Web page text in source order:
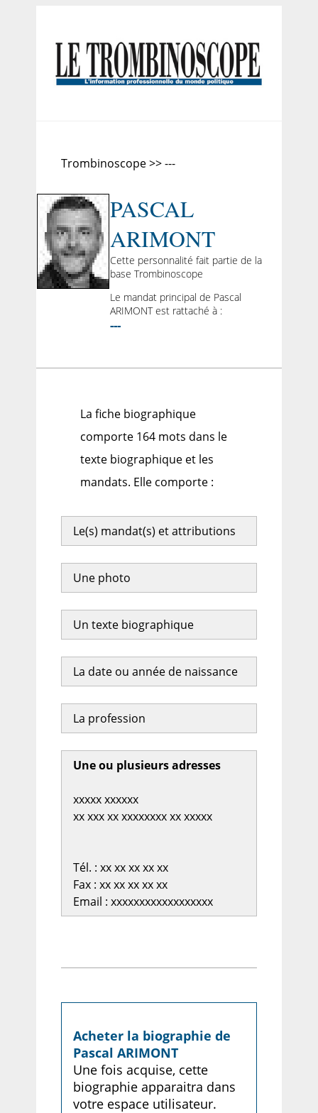
Trombinoscope >> ---
PASCAL
ARIMONT
Cette personnalité fait partie de la
base Trombinoscope
Le mandat principal de Pascal
ARIMONT est rattaché à :
---
La fiche biographique
comporte 164 mots dans le
texte biographique et les
mandats. Elle comporte :
Le(s) mandat(s) et attributions
Une photo
Un texte biographique
La date ou année de naissance
La profession
Une ou plusieurs adresses
xxxxx xxxxxx
xx xxx xx xxxxxxxx xx xxxxx
Tél. : xx xx xx xx xx
Fax : xx xx xx xx xx
Email : xxxxxxxxxxxxxxxxxx
Acheter la biographie de
Pascal ARIMONT
Une fois acquise, cette
biographie apparaitra dans
votre espace utilisateur.